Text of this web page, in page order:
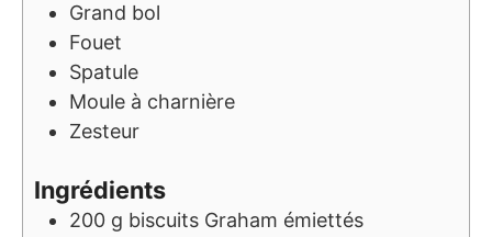
Grand bol
Fouet
Spatule
Moule à charnière
Zesteur
Ingrédients
200 g biscuits Graham émiettés